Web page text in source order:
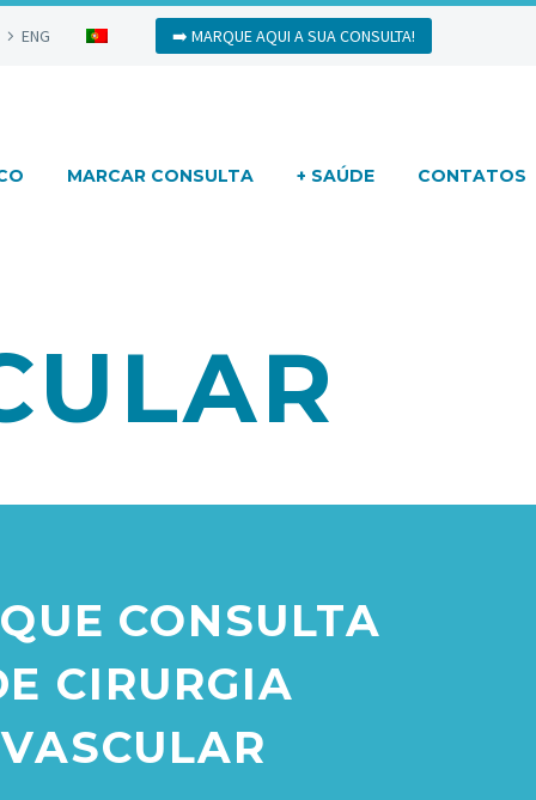
ENG ➡️ MARQUE AQUI A SUA CONSULTA!
MARCAR CONSULTA + SAÚDE CONTATOS
CONSULTA
CIRURGIA
VASCULAR